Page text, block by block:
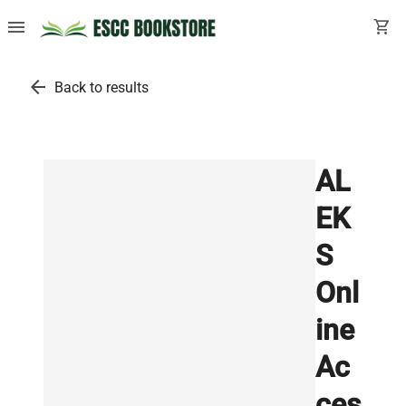
menu shopping_cart
arrow_back Back to results
AL
EK
S
Onl
ine
Ac